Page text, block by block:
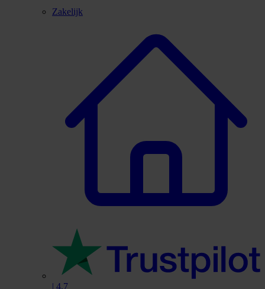
Zakelijk
| 4.7